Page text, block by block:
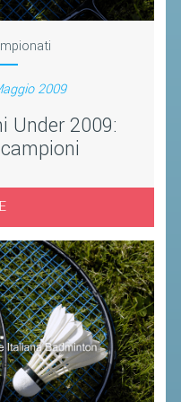
2009
Under 2009:
DELLA GIOVENTÙ
SHUTTLE TIME
SPORTIVA
SPORT E SALUTE